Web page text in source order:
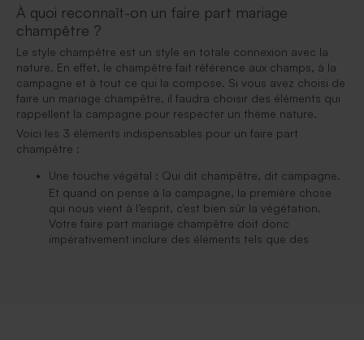
À quoi reconnaît-on un faire part mariage
champêtre ?
Le style champêtre est un style en totale connexion avec la
nature. En effet, le champêtre fait référence aux champs, à la
campagne et à tout ce qui la compose. Si vous avez choisi de
faire un mariage champêtre, il faudra choisir des éléments qui
rappellent la campagne pour respecter un thème nature.
Voici les 3 éléments indispensables pour un faire part
champêtre :
Une touche végétal : Qui dit champêtre, dit campagne.
Et quand on pense à la campagne, la première chose
qui nous vient à l’esprit, c’est bien sûr la végétation.
Votre faire part mariage champêtre doit donc
impérativement inclure des éléments tels que des